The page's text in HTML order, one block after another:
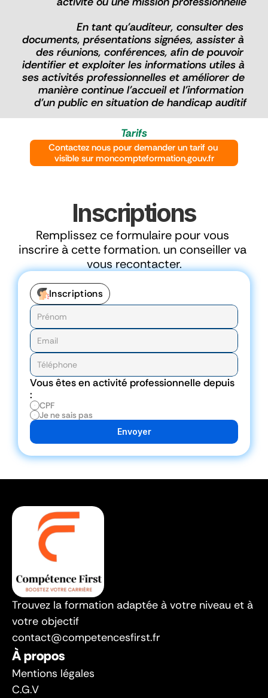
En tant qu’auditeur, consulter des
documents, présentations signées, assister à
des réunions, conférences, afin de pouvoir
identifier et exploiter les informations utiles à
ses activités professionnelles et améliorer de
manière continue l’accueil et l’information
d’un public en situation de handicap auditif
Tarifs
Contactez nous pour demander un tarif ou
visible sur moncompteformation.gouv.fr
Inscriptions
Remplissez ce formulaire pour vous
inscrire à cette formation. un conseiller va
vous recontacter.
Inscriptions
CPF
Je ne sais pas
Vous êtes en activité professionnelle depuis
:
Envoyer
Trouvez la formation adaptée à votre niveau et à
votre objectif
contact@competencesfirst.fr
À propos
Mentions légales
C.G.V